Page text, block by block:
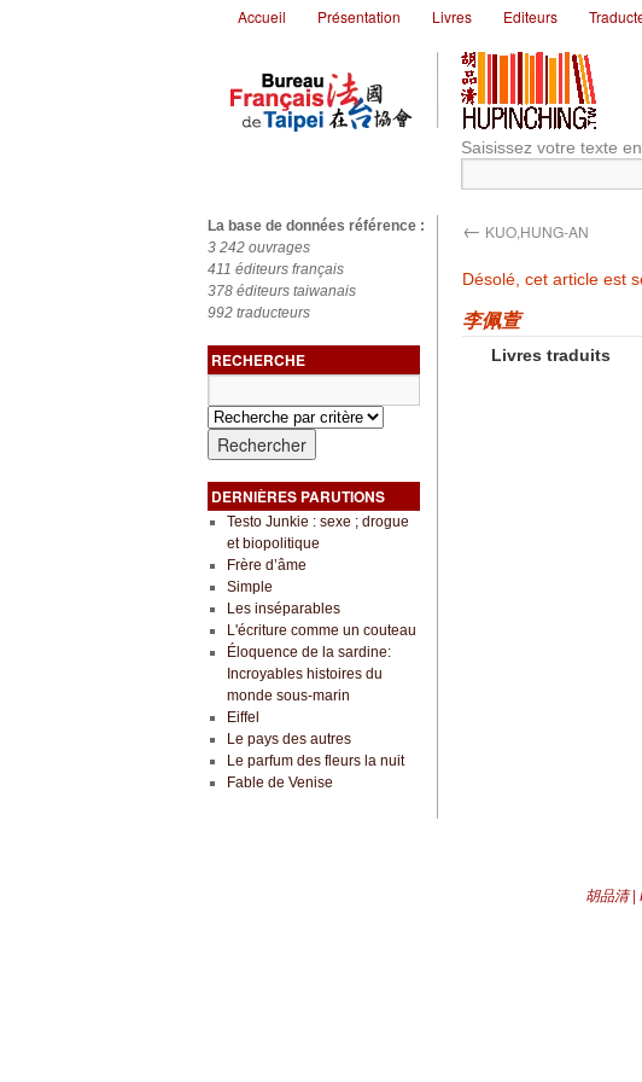
Accueil Présentation Livres Editeurs
Saisissez votre texte
La base de données référence :
3 242 ouvrages
411 éditeurs français
378 éditeurs taiwanais
992 traducteurs
RECHERCHE
DERNIÈRES PARUTIONS
Testo Junkie : sexe ; drogue
et biopolitique
Frère d’âme
Simple
Les inséparables
L'écriture comme un couteau
Éloquence de la sardine:
Incroyables histoires du
monde sous-marin
Eiffel
Le pays des autres
Le parfum des fleurs la nuit
Fable de Venise
← KUO,HUNG-AN
Désolé, cet article est
李佩萱
Livres traduits
胡品清 |